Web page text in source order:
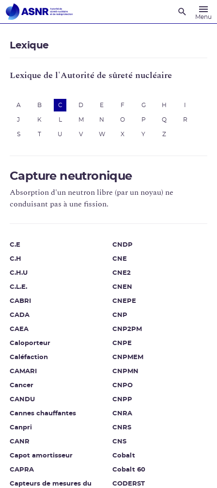
Menu
Lexique
Lexique de l'Autorité de sûreté nucléaire
A B C D E F G H
J K M N O P Q R
S U V W X Y Z
Capture neutronique
Absorption d'un neutron libre (par un noyau) ne
conduisant pas à une fission.
C.E
C.H
C.H.U
C.L.E.
CABRI
CADA
CAEA
Caloporteur
Caléfaction
CAMARI
Cancer
CANDU
Cannes chauffantes
Canpri
CANR
Capot amortisseur
CAPRA
Capteurs de mesures du
CNDP
CNE
CNE2
CNEN
CNEPE
CNP
CNP2PM
CNPE
CNPMEM
CNPMN
CNPO
CNPP
CNRA
CNRS
CNS
Cobalt
Cobalt 60
CODERST